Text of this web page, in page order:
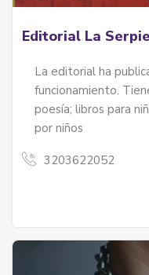
Editorial La
La editorial ha
funcionamiento.
poesía; libros para
por niños
3203622052